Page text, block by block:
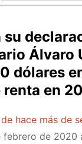
su
Álvaro
dólares
renta en
hace más de
febrero de 2020